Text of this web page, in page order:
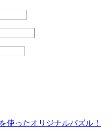
使ったオリジナルパズル！